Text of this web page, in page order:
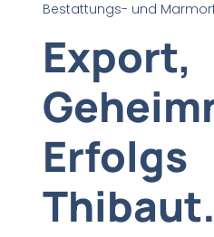
Bestattungs- und
Thibaut.